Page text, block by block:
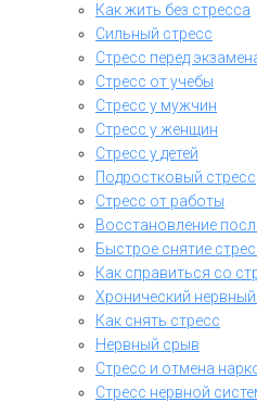
Как жить без стресса
Сильный стресс
Стресс перед
Стресс от учебы
Стресс у мужчин
Стресс у женщин
Стресс у детей
Подростковый стресс
Стресс от работы
Восстановление
Быстрое снятие
Как справиться со
Хронический нервный
Как снять стресс
Нервный срыв
Стресс и отмена
Стресс нервной